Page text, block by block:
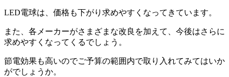
LED電球は、価格も下がり求めやすくなってきています。
また、各メーカーがさまざまな改良を加えて、今後はさらに
求めやすくなってくるでしょう。
節電効果も高いのでご予算の範囲内で取り入れてみてはいか
がでしょうか。